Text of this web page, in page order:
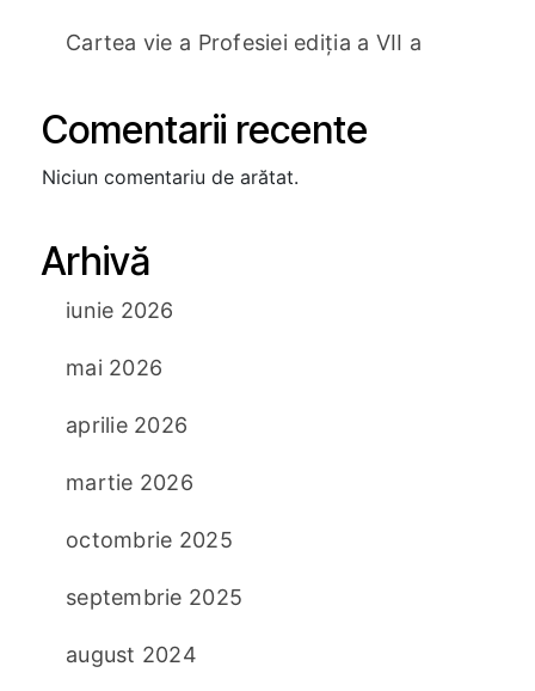
Cartea vie a Profesiei ediția a VII a
Comentarii recente
Niciun comentariu de arătat.
Arhivă
iunie 2026
mai 2026
aprilie 2026
martie 2026
octombrie 2025
septembrie 2025
august 2024